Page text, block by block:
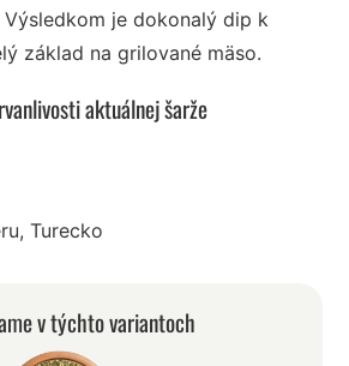
je dokonalý dip k
základ na grilované mäso.
aktuálnej šarže
Turecko
v týchto variantoch